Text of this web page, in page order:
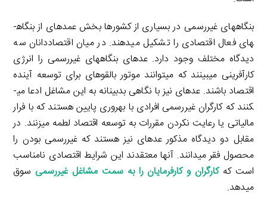
بنگاه­های غیررسمی در بسیاری از کشورها بخش عمده­ای از بنگاه­
های فعال اقتصادی را تشکیل می­دهند. در میان اقتصاددانان سه
دیدگاه مختلف وجود دارد. عده­ای بنگاه­های غیررسمی را انرژی
کارآفرینی می­بینند که می­توانند موتور بالقوه­ای برای توسعه آینده
اقتصاد باشند. عده­ای نیز با نگاهی بدبینانه به این مشاغل ادعا می­
کنند که کارگران غیررسمی افرادی با بهر­وری پایین هستند که با فرار
مالیاتی یا رعایت نکردن مقررات به توسعه اقتصاد لطمه می­زنند. در
مقابل دو دیدگاه مذکور عده­ای نیز هستند که غیررسمی بودن را
محصول فقر می­دانند. آن­ها معتقدند این شرایط اقتصادی نامناسب
است که کارگران و کارفرمایان را به سمت مشاغل غیررسمیسوق
می­دهد.